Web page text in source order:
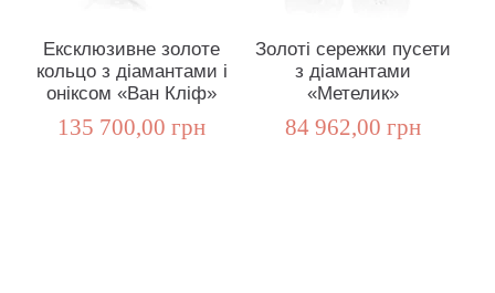
Ексклюзивне золоте
кольцо з діамантами і
оніксом «Ван Кліф»
135 700,00 грн
Золоті сережки пусети
з діамантами
«Метелик»
84 962,00 грн